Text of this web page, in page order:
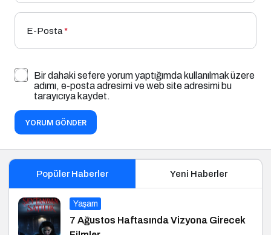
E-Posta*
Bir dahaki sefere yorum yaptığımda kullanılmak üzere
adımı, e-posta adresimi ve web site adresimi bu
tarayıcıya kaydet.
YORUM GÖNDER
Popüler Haberler Yeni Haberler
Yaşam
7 Ağustos Haftasında Vizyona Girecek